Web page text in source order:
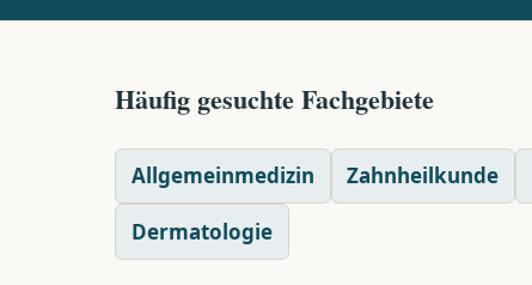
Häufig gesuchte Fachgebiete
Allgemeinmedizin Zahnheilkunde
Dermatologie